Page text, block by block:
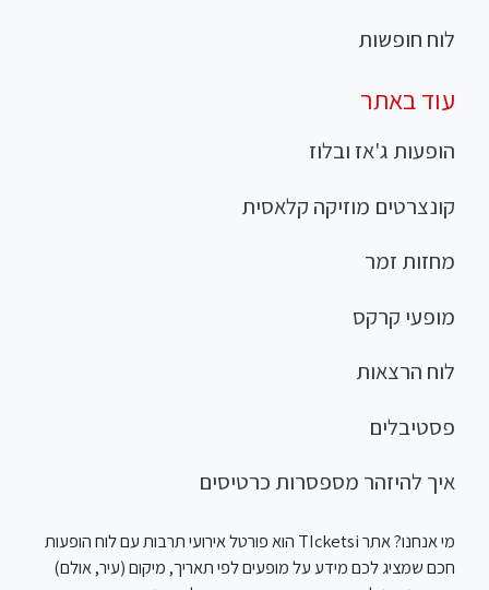
לוח חופשות
עוד באתר
הופעות ג'אז ובלוז
קונצרטים מוזיקה קלאסית
מחזות זמר
מופעי קרקס
לוח הרצאות
פסטיבלים
איך להיזהר מספסרות כרטיסים
מי אנחנו? אתר TIcketsi הוא פורטל אירועי תרבות עם לוח הופעות
חכם שמציג לכם מידע על מופעים לפי תאריך, מיקום (עיר, אולם)